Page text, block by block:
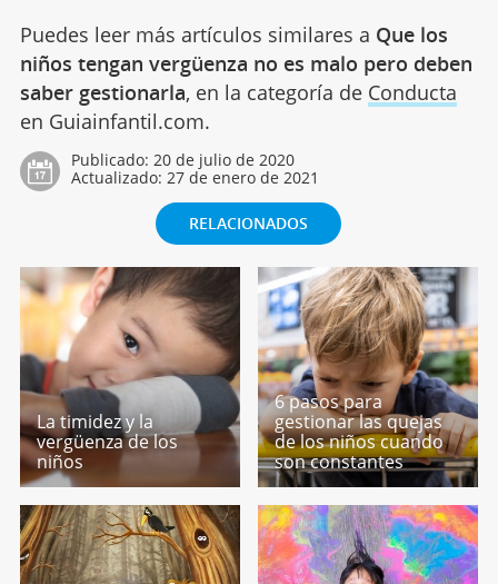
Puedes leer más artículos similares a Que los
niños tengan vergüenza no es malo pero deben
saber gestionarla, en la categoría de Conducta
en Guiainfantil.com.
Publicado: 20 de julio de 2020
Actualizado: 27 de enero de 2021
RELACIONADOS
La timidez y la
vergüenza de los
niños
6 pasos para
gestionar las quejas
de los niños cuando
son constantes